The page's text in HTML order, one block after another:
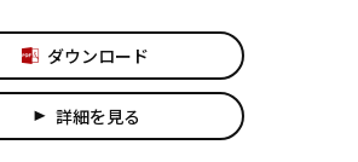
ダウンロード
play_arrow 詳細を見る